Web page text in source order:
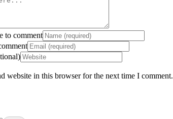
to comment
website in this browser for the next time I comment.